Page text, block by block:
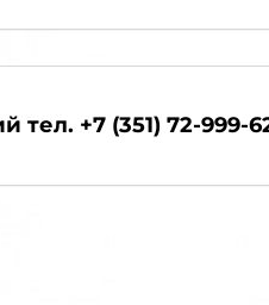
тел. +7 (351) 72-999-